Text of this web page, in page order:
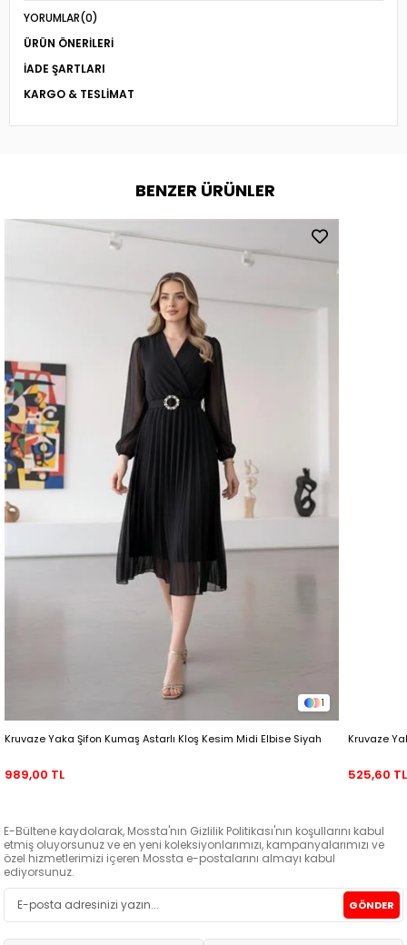
YORUMLAR(0)
ÜRÜN ÖNERILERI
İADE ŞARTLARI
KARGO & TESLIMAT
BENZER ÜRÜNLER
1
Kruvaze Yaka Şifon Kumaş Astarlı Kloş Kesim Midi Elbise Siyah
989,00 TL
Kruvaze
525,60 TL
E-Bültene kaydolarak, Mossta'nın Gizlilik Politikası'nın koşullarını kabul
etmiş oluyorsunuz ve en yeni koleksiyonlarımızı, kampanyalarımızı ve
özel hizmetlerimizi içeren Mossta e-postalarını almayı kabul
ediyorsunuz.
GÖNDER